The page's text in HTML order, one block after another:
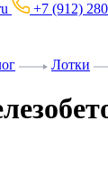
+7 (912)
Лотки